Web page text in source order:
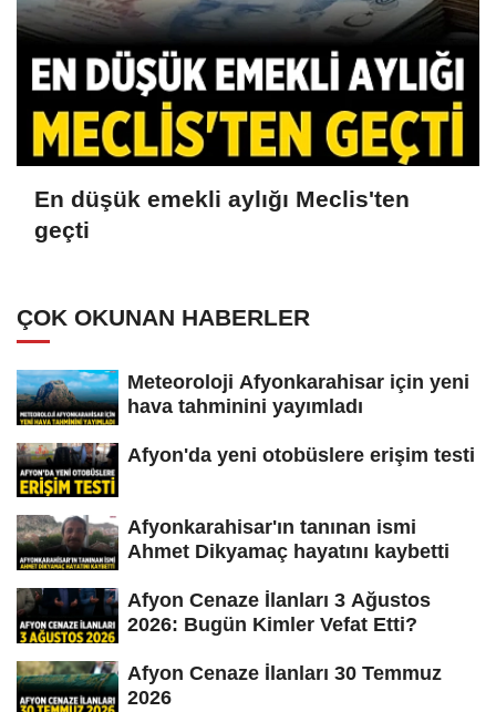
En düşük emekli aylığı Meclis'ten
geçti
ÇOK OKUNAN HABERLER
Meteoroloji Afyonkarahisar için yeni
hava tahminini yayımladı
Afyon'da yeni otobüslere erişim testi
Afyonkarahisar'ın tanınan ismi
Ahmet Dikyamaç hayatını kaybetti
Afyon Cenaze İlanları 3 Ağustos
2026: Bugün Kimler Vefat Etti?
Afyon Cenaze İlanları 30 Temmuz
2026